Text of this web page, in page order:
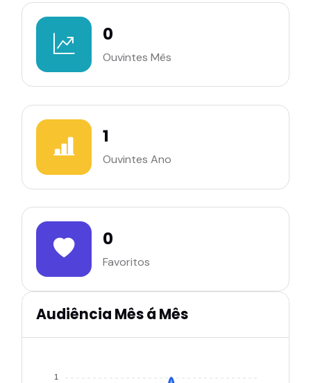
0
Ouvintes Mês
1
Ouvintes Ano
0
Favoritos
Audiência Mês á Mês
1